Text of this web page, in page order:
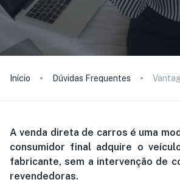
Início Dúvidas Frequentes
A venda direta de carros é uma
consumidor final adquire o
fabricante, sem a intervenção de
revendedoras.